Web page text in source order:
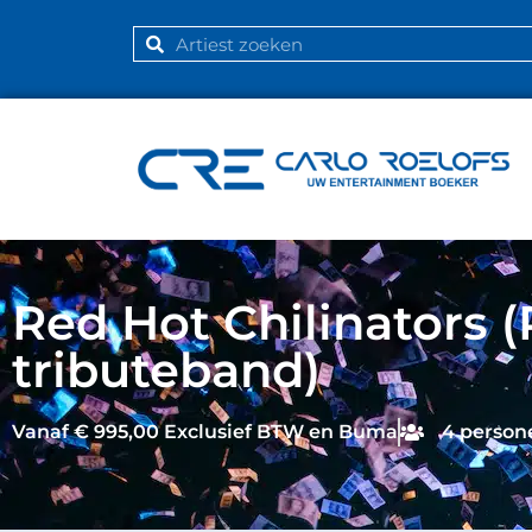
Red Hot Chilinators
tributeband)
Vanaf € 995,00 Exclusief BTW en Buma 4